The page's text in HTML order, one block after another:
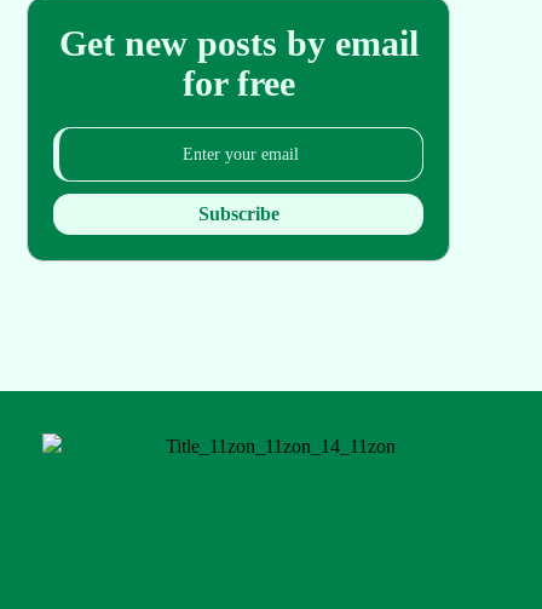
Get new posts by email
for free
Subscribe